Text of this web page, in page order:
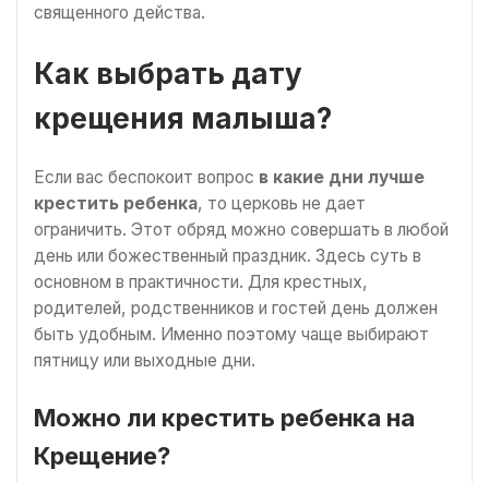
священного действа.
Как выбрать дату
крещения малыша?
Если вас беспокоит вопрос в какие дни лучше
крестить ребенка, то церковь не дает
ограничить. Этот обряд можно совершать в любой
день или божественный праздник. Здесь суть в
основном в практичности. Для крестных,
родителей, родственников и гостей день должен
быть удобным. Именно поэтому чаще выбирают
пятницу или выходные дни.
Можно ли крестить ребенка на
Крещение?